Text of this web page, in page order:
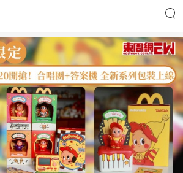
人 時事財經
優享生活